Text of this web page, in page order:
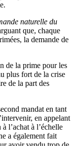
naturelle du
que, chaque
la demande de
de la prime pour les
plus fort de la crise
de la part des
mandat en tant
en appelant
l’achat à l’échelle
a également fait